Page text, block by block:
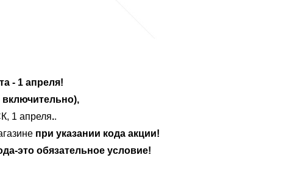
- 1 апреля!
1 апреля..
при указании кода акции!
это обязательное условие!